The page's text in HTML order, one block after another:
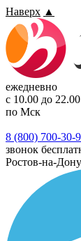
Наверх ▲
ежедневно
с 10.00 до 22.00
по Мск
8 (800) 700-30-
звонок
Ростов-на-Дону